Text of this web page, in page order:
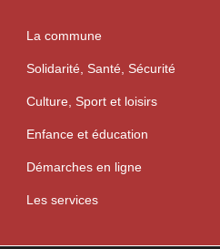
La commune
Solidarité, Santé, Sécurité
Culture, Sport et loisirs
Enfance et éducation
Démarches en ligne
Les services